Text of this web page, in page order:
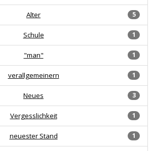
5
Alter
1
Schule
1
"man"
1
verallgemeinern
3
Neues
1
Vergesslichkeit
1
neuester Stand